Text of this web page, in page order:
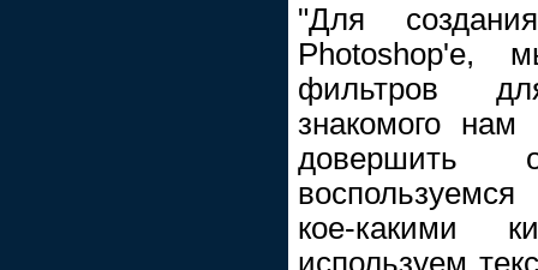
"Для
фильтров
знакомого
довершить
кое-какими
используем